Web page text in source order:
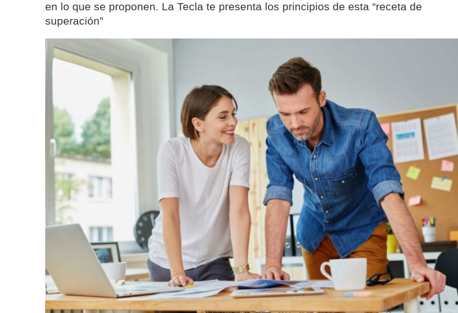
en lo que se proponen. La Tecla te presenta los principios de esta “receta de
superación”